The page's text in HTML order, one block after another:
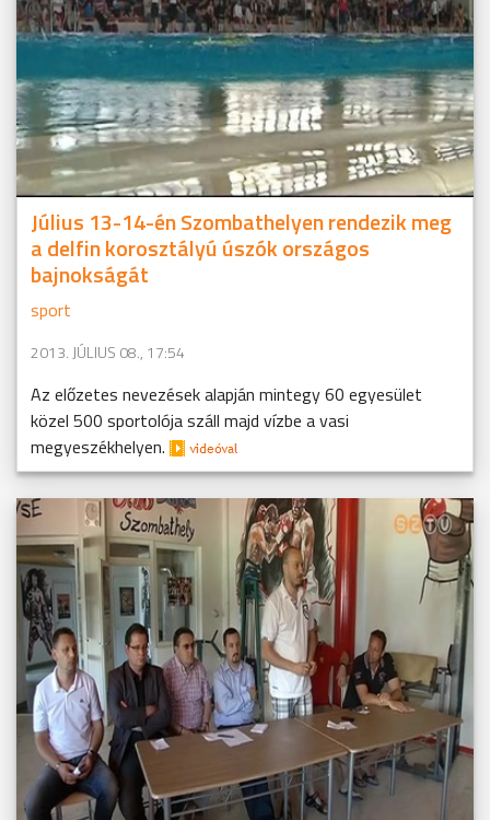
Július 13-14-én Szombathelyen rendezik meg
a delfin korosztályú úszók országos
bajnokságát
sport
2013. JÚLIUS 08., 17:54
Az előzetes nevezések alapján mintegy 60 egyesület
közel 500 sportolója száll majd vízbe a vasi
megyeszékhelyen.